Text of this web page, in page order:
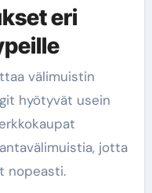
eri
välimuistin
hyötyvät usein
jotta
nopeasti.